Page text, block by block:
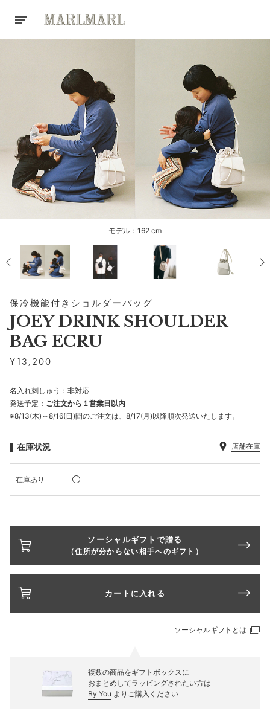
モデル：162 cm
保冷機能付きショルダーバッグ
JOEY DRINK SHOULDER
BAG ECRU
¥13,200
名入れ刺しゅう：非対応
発送予定： ご注文から１営業日以内
※8/13(木)～8/16(日)間のご注文は、8/17(月)以降順次発送いたします。
在庫状況 店舗在庫
在庫あり
ソーシャルギフトで贈る
（住所が分からない相手へのギフト）
カートに入れる
ソーシャルギフトとは
複数の商品をギフトボックスに
おまとめしてラッピングされたい方は
By You よりご購入ください